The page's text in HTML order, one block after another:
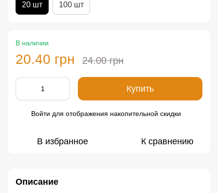
20 шт 100 шт
В наличии
20.40 грн 24.00 грн
Купить
Войти для отображения накопительной скидки
В избранное К сравнению
Описание